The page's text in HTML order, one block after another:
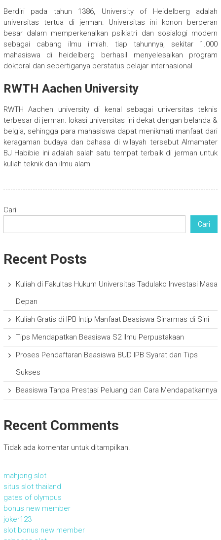
Berdiri pada tahun 1386, University of Heidelberg adalah
universitas tertua di jerman. Universitas ini konon berperan
besar dalam memperkenalkan psikiatri dan sosialogi modern
sebagai cabang ilmu ilmiah. tiap tahunnya, sekitar 1.000
mahasiswa di heidelberg berhasil menyelesaikan program
doktoral dan sepertiganya berstatus pelajar internasional
RWTH Aachen University
RWTH Aachen university di kenal sebagai universitas teknis
terbesar di jerman. lokasi universitas ini dekat dengan belanda &
belgia, sehingga para mahasiswa dapat menikmati manfaat dari
keragaman budaya dan bahasa di wilayah tersebut Almamater
BJ Habibie ini adalah salah satu tempat terbaik di jerman untuk
kuliah teknik dan ilmu alam
Cari
Cari
Recent Posts
Kuliah di Fakultas Hukum Universitas Tadulako Investasi Masa
Depan
Kuliah Gratis di IPB Intip Manfaat Beasiswa Sinarmas di Sini
Tips Mendapatkan Beasiswa S2 Ilmu Perpustakaan
Proses Pendaftaran Beasiswa BUD IPB Syarat dan Tips
Sukses
Beasiswa Tanpa Prestasi Peluang dan Cara Mendapatkannya
Recent Comments
Tidak ada komentar untuk ditampilkan.
mahjong slot
situs slot thailand
gates of olympus
bonus new member
joker123
slot bonus new member